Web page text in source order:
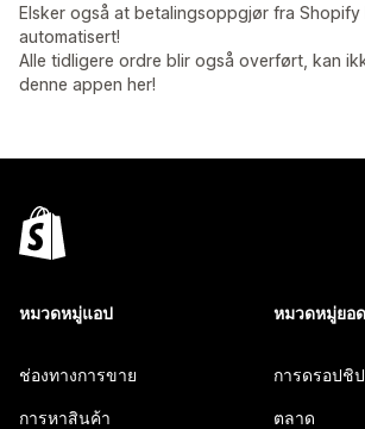
Elsker også at betalingsoppgjør fra Shopify
automatisert!
Alle tidligere ordre blir også overført, kan
denne appen her!
หมวดหมู่แอป
ช่องทางการขาย
การหาสินค้า
หมวดหมู่ยอ
การดรอปชิป
ตลาด